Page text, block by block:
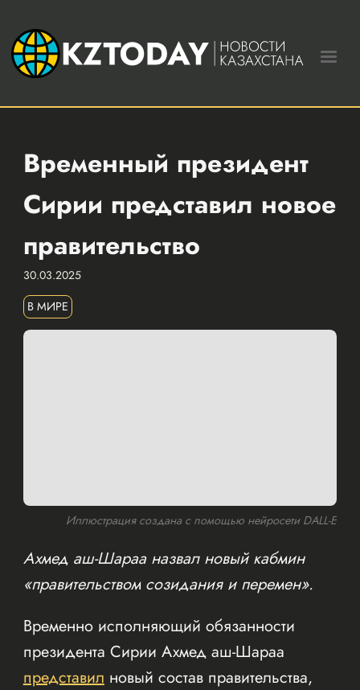
Временный президент
Сирии представил новое
правительство
30.03.2025
В МИРЕ
Иллюстрация создана с помощью нейросети DALL-E
Ахмед аш-Шараа назвал новый кабмин
«правительством созидания и перемен».
Временно исполняющий обязанности
президента Сирии Ахмед аш-Шараа
представил новый состав правительства,